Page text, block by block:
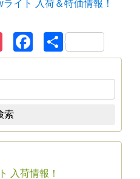
イト 入荷＆特価情報！
PocketFacebook
共
有
索
入荷情報！